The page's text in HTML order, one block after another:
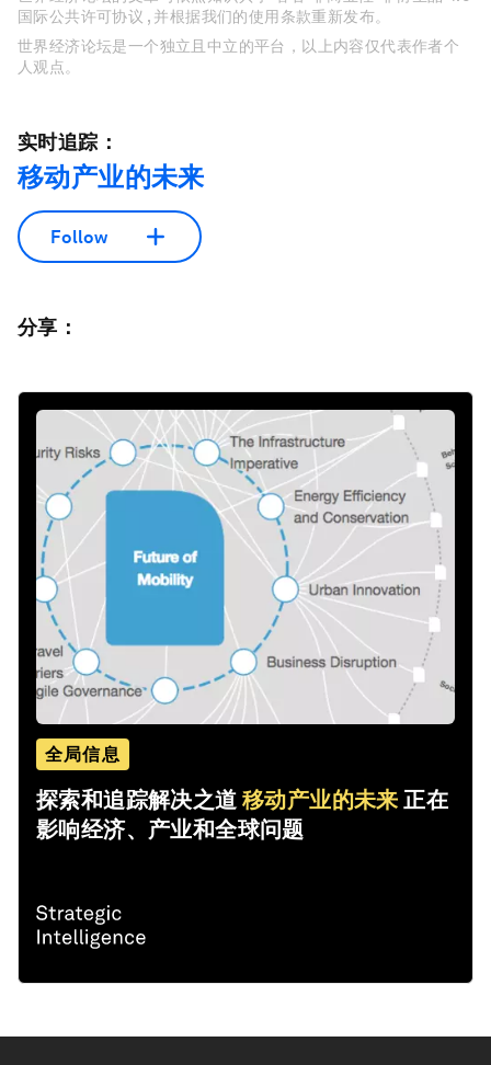
国际公共许可协议 , 并根据我们的使用条款重新发布。
世界经济论坛是一个独立且中立的平台，以上内容仅代表作者个
人观点。
实时追踪：
移动产业的未来
Follow
分享：
全局信息
探索和追踪解决之道移动产业的未来 正在
影响经济、产业和全球问题